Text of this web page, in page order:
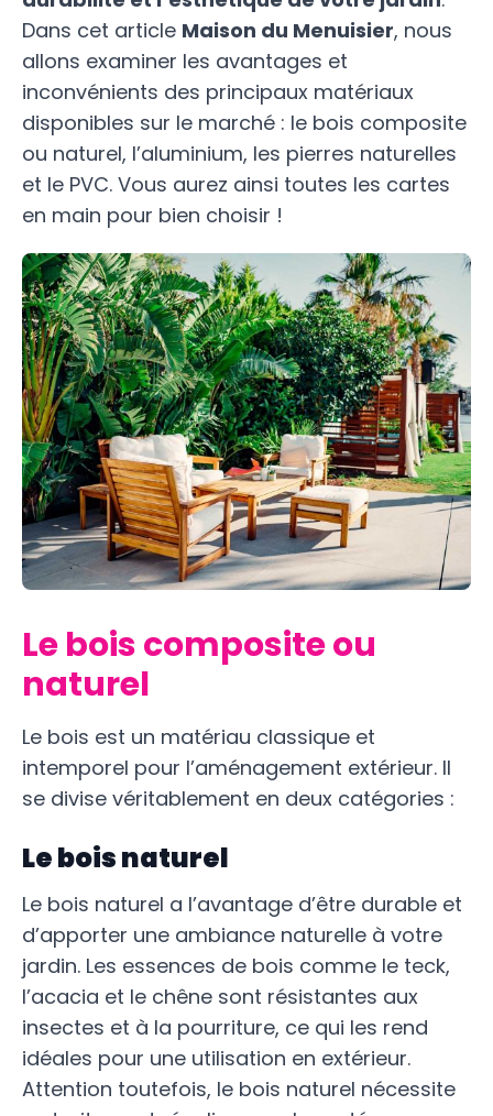
Dans cet article Maison du Menuisier, nous
allons examiner les avantages et
inconvénients des principaux matériaux
disponibles sur le marché : le bois composite
ou naturel, l’aluminium, les pierres naturelles
et le PVC. Vous aurez ainsi toutes les cartes
en main pour bien choisir !
Le bois composite ou
naturel
Le bois est un matériau classique et
intemporel pour l’aménagement extérieur. Il
se divise véritablement en deux catégories :
Le bois naturel
Le bois naturel a l’avantage d’être durable et
d’apporter une ambiance naturelle à votre
jardin. Les essences de bois comme le teck,
l’acacia et le chêne sont résistantes aux
insectes et à la pourriture, ce qui les rend
idéales pour une utilisation en extérieur.
Attention toutefois, le bois naturel nécessite